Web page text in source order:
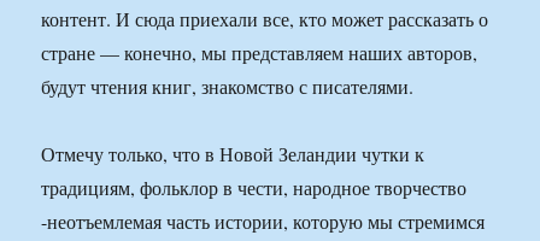
контент. И сюда приехали все, кто может рассказать о
стране — конечно, мы представляем наших авторов,
будут чтения книг, знакомство с писателями.
Отмечу только, что в Новой Зеландии чутки к
традициям, фольклор в чести, народное творчество
-неотъемлемая часть истории, которую мы стремимся